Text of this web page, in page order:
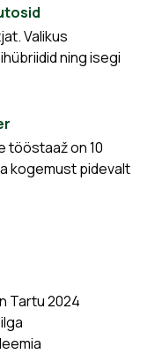
Valikus
ning isegi
tööstaaž on 10
kogemust pidevalt
Tartu 2024